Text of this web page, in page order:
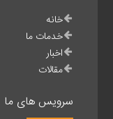
خانه
خدمات ما
اخبار
مقالات
سرویس های ما